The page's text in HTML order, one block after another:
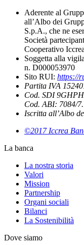
Aderente al
all’Albo dei
S.p.A., che ne
Società
Cooperativo
Soggetta alla
n. D000053970
Sito RUI: https://
Partita IVA
Cod. SDI
Cod. ABI: 7084/7.
Iscritta all’Albo
©2017 Iccrea
La banca
La nostra storia
Valori
Mission
Partnership
Organi sociali
Bilanci
La Sostenibilità
Dove siamo